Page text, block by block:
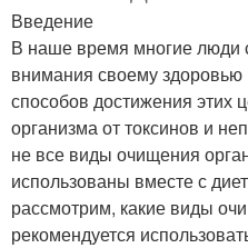
Введение
В наше время многие люди
внимания своему
способов достижения этих
организма от токсинов и
не все виды очищения
использованы вместе с
рассмотрим, какие виды
рекомендуется